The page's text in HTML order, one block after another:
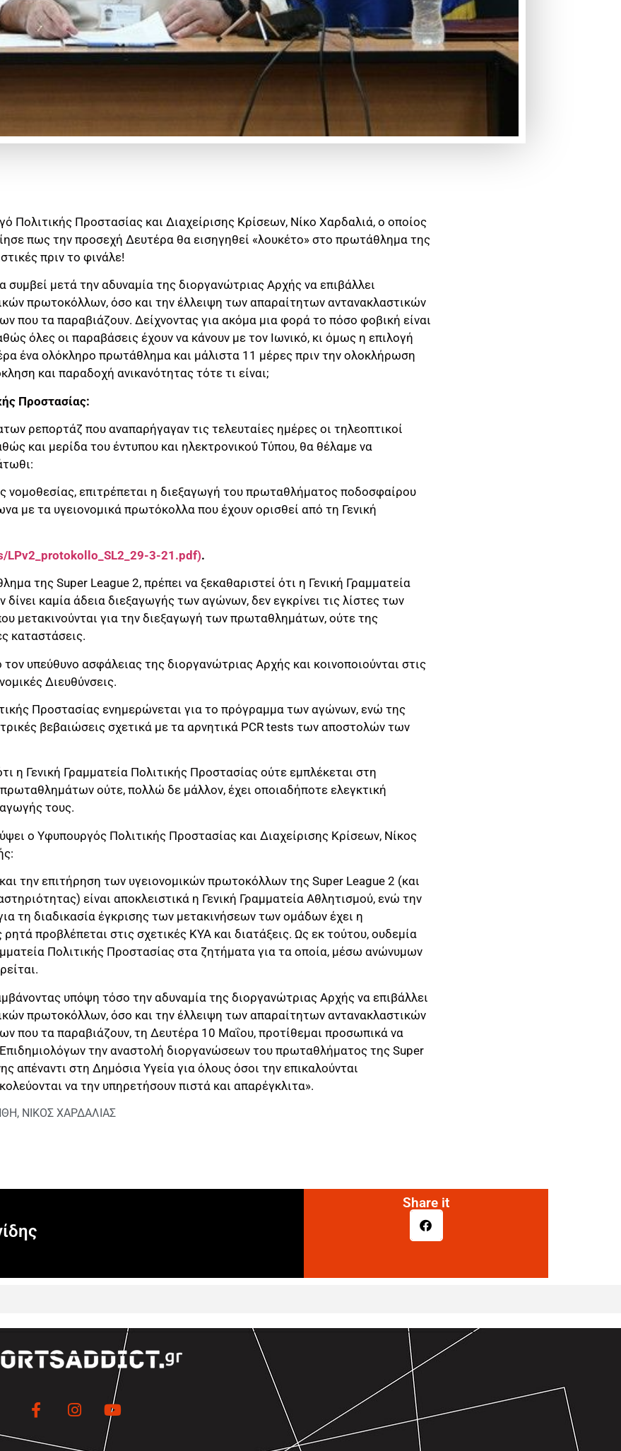
Πολιτικής Προστασίας και Διαχείρισης Κρίσεων, Νίκο Χαρδαλιά, ο οποίος
πως την προσεχή Δευτέρα θα εισηγηθεί «λουκέτο» στο πρωτάθλημα της
πριν το φινάλε!
συμβεί μετά την αδυναμία της διοργανώτριας Αρχής να επιβάλλει
πρωτοκόλλων, όσο και την έλλειψη των απαραίτητων αντανακλαστικών
που τα παραβιάζουν. Δείχνοντας για ακόμα μια φορά το πόσο φοβική είναι
όλες οι παραβάσεις έχουν να κάνουν με τον Ιωνικό, κι όμως η επιλογή
ένα ολόκληρο πρωτάθλημα και μάλιστα 11 μέρες πριν την ολοκλήρωση
και παραδοχή ανικανότητας τότε τι είναι;
Προστασίας:
ρεπορτάζ που αναπαρήγαγαν τις τελευταίες ημέρες οι τηλεοπτικοί
και μερίδα του έντυπου και ηλεκτρονικού Τύπου, θα θέλαμε να
νομοθεσίας, επιτρέπεται η διεξαγωγή του πρωταθλήματος ποδοσφαίρου
με τα υγειονομικά πρωτόκολλα που έχουν ορισθεί από τη Γενική
LPv2_protokollo_SL2_29-3-21.pdf).
της Super League 2, πρέπει να ξεκαθαριστεί ότι η Γενική Γραμματεία
δίνει καμία άδεια διεξαγωγής των αγώνων, δεν εγκρίνει τις λίστες των
μετακινούνται για την διεξαγωγή των πρωταθλημάτων, ούτε της
καταστάσεις.
τον υπεύθυνο ασφάλειας της διοργανώτριας Αρχής και κοινοποιούνται στις
Διευθύνσεις.
Προστασίας ενημερώνεται για το πρόγραμμα των αγώνων, ενώ της
βεβαιώσεις σχετικά με τα αρνητικά PCR tests των αποστολών των
η Γενική Γραμματεία Πολιτικής Προστασίας ούτε εμπλέκεται στη
ούτε, πολλώ δε μάλλον, έχει οποιαδήποτε ελεγκτική
τους.
ο Υφυπουργός Πολιτικής Προστασίας και Διαχείρισης Κρίσεων, Νίκος
την επιτήρηση των υγειονομικών πρωτοκόλλων της Super League 2 (και
είναι αποκλειστικά η Γενική Γραμματεία Αθλητισμού, ενώ την
τη διαδικασία έγκρισης των μετακινήσεων των ομάδων έχει η
προβλέπεται στις σχετικές ΚΥΑ και διατάξεις. Ως εκ τούτου, ουδεμία
Πολιτικής Προστασίας στα ζητήματα για τα οποία, μέσω ανώνυμων
υπόψη τόσο την αδυναμία της διοργανώτριας Αρχής να επιβάλλει
πρωτοκόλλων, όσο και την έλλειψη των απαραίτητων αντανακλαστικών
που τα παραβιάζουν, τη Δευτέρα 10 Μαΐου, προτίθεμαι προσωπικά να
την αναστολή διοργανώσεων του πρωταθλήματος της Super
απέναντι στη Δημόσια Υγεία για όλους όσοι την επικαλούνται
να την υπηρετήσουν πιστά και απαρέγκλιτα».
, ΝΙΚΟΣ ΧΑΡΔΑΛΙΑΣ
Share it